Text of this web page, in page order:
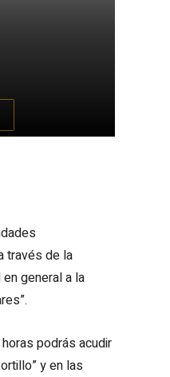
través de la
general a la
podrás acudir
y en las